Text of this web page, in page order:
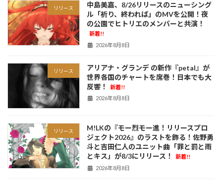
リリース
中島美嘉、8/26リリースのニューシング
ル「祈り、終われば」のMVを公開！夜
の公園でヒトリエのメンバーと共演！
新着!!
2026年8月8日
リリース
アリアナ・グランデ の新作『petal』が
世界各国のチャートを席巻！日本でも大
反響！
新着!!
2026年8月8日
リリース
M!LKの『モー烈モー進！リリースプロ
ジェクト2026』のラストを飾る！佐野勇
斗と吉田仁人のユニット曲「罪と罰と雨
とキス」が8/3にリリース！
新着!!
2026年8月8日